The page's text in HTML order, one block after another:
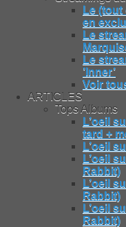
Le
en
Le
Le
’Inner’
Voir
ARTICLES
Tops Albums
L’oeil
tard +
L’oeil
L’oeil
Rabbit)
L’oeil
Rabbit)
L’oeil
Rabbit)